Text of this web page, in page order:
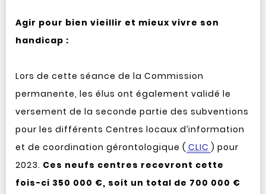
Agir pour bien vieillir et mieux vivre son
handicap :
Lors de cette séance de la Commission
permanente, les élus ont également validé le
versement de la seconde partie des subventions
pour les différents Centres locaux d’information
et de coordination gérontologique ( CLIC ) pour
2023. Ces neufs centres recevront cette
fois-ci 350 000 €, soit un total de 700 000 €